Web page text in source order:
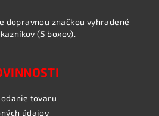
dopravnou značkou vyhradené
(5 boxov).
tovaru
údajov